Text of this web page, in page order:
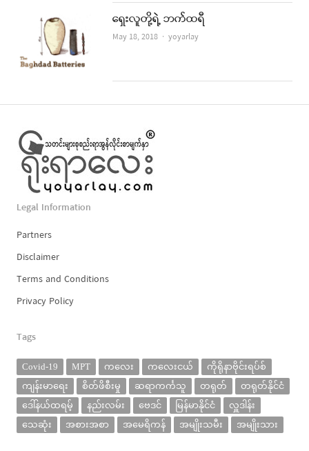
ရှေးလူတို့ရဲ့ ဘက်ထရီ
May 18, 2018 Author
yoyarlay
Legal Information
Partners
Disclaimer
Terms and Conditions
Privacy Policy
Tags
Covid-19 MPT ကလေး ကလေးငယ်
ကိုရိုနာဗိုင်းရပ်စ်
ကျန်းမာရေး
စိတ်ဖိစီးမှု ဆရာကင်္ကသူ တရုတ်
တရုတ်နိုင်ငံ
ဒေါ်နယ်ထရမ့်
နည်းလမ်း ဗေဒင် မြန်မာနိုင်ငံ
လှူဒါန်း
သေဆုံး
အစားအစာ အမေရိကန် အမျိုးသမီး အမျိုးသား